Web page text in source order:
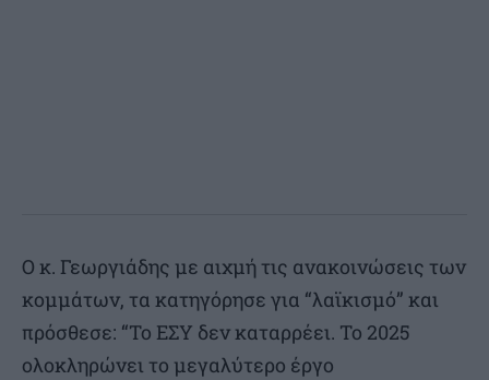
Ο κ. Γεωργιάδης με αιχμή τις ανακοινώσεις των
κομμάτων, τα κατηγόρησε για “λαϊκισμό” και
πρόσθεσε: “Το ΕΣΥ δεν καταρρέει. Το 2025
ολοκληρώνει το μεγαλύτερο έργο